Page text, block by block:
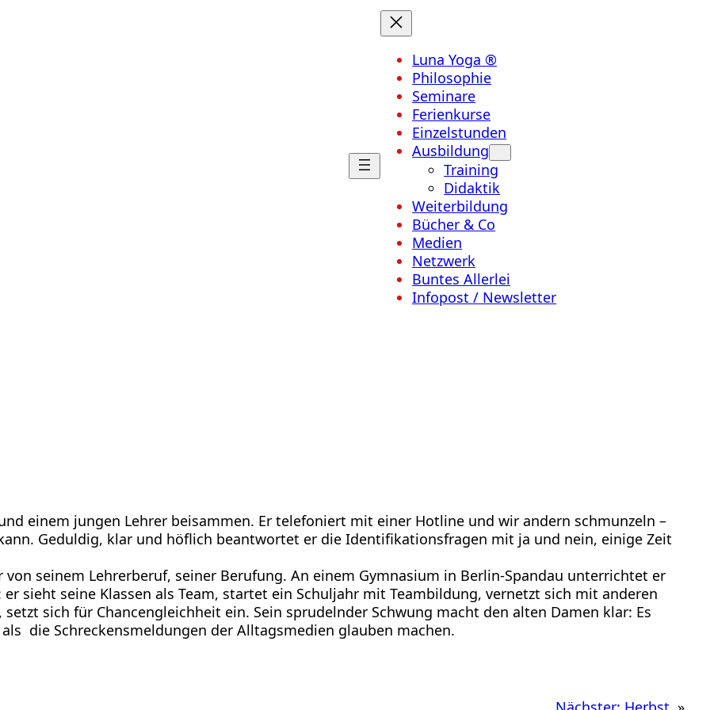
Luna Yoga ®
Philosophie
Seminare
Ferienkurse
Einzelstunden
Ausbildung
Training
Didaktik
Weiterbildung
Bücher & Co
Medien
Netzwerk
Buntes Allerlei
Infopost / Newsletter
einem jungen Lehrer beisammen. Er telefoniert mit einer Hotline und wir andern schmunzeln –
Geduldig, klar und höflich beantwortet er die Identifikationsfragen mit ja und nein, einige Zeit
seinem Lehrerberuf, seiner Berufung. An einem Gymnasium in Berlin-Spandau unterrichtet er
sieht seine Klassen als Team, startet ein Schuljahr mit Teambildung, vernetzt sich mit anderen
sich für Chancengleichheit ein. Sein sprudelnder Schwung macht den alten Damen klar: Es
die Schreckensmeldungen der Alltagsmedien glauben machen.